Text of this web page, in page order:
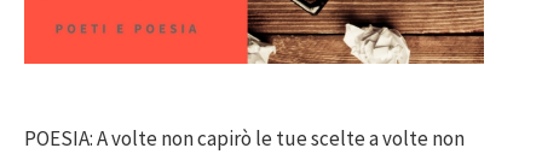
POESIA: A volte non capirò le tue scelte a volte non